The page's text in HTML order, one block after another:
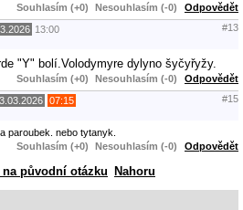
Souhlasím (+0) Nesouhlasím (-0) Odpovědět
13:00 #13
"Y" bolí.Volodymyre dylyno šyčyřyžy.
Souhlasím (+0) Nesouhlasím (-0) Odpovědět
07:15 #15
paroubek. nebo tytanyk.
Souhlasím (+0)
Nesouhlasím (-0) Odpovědět
na původní otázku Nahoru